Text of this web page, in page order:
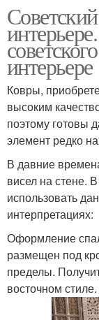
интерьере
Ковры,
высоким
поэтому готовы
элемент редко
В давние
висел на стене.
использовать
интерпретациях:
Оформление
размещен под
пределы.
восточном стиле.